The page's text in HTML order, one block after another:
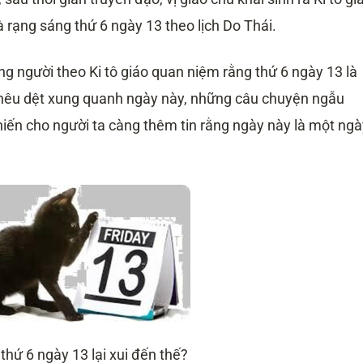
sáng thứ 6 ngày 13 theo lịch Do Thái.
người theo Ki tô giáo quan niệm rằng thứ 6 ngày 13 là
dệt xung quanh ngày này, những câu chuyện ngẫu
cho người ta càng thêm tin rằng ngày này là một
6 ngày 13 lại xui đến thế?